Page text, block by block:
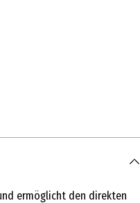
ermöglicht den direkten